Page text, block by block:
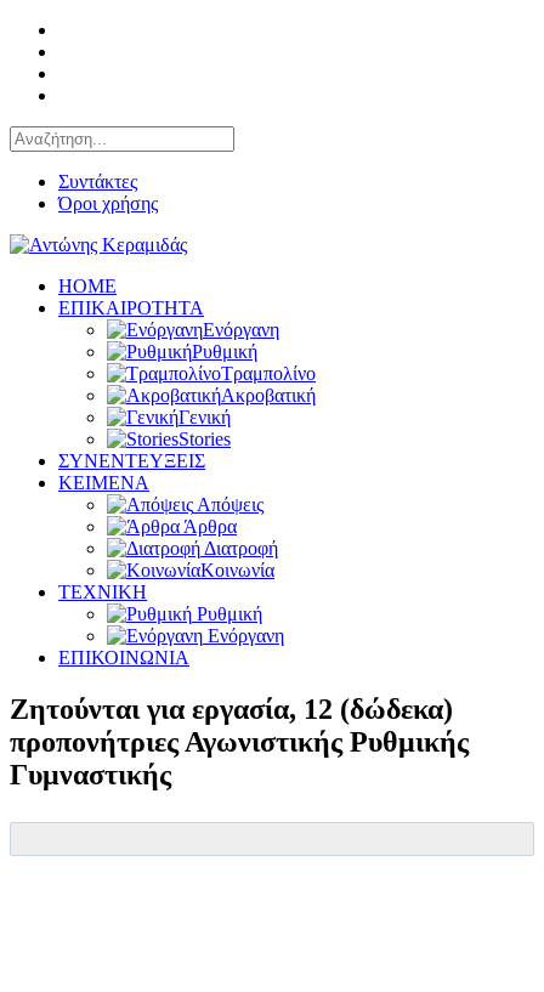
Συντάκτες
Όροι χρήσης
HOME
ΕΠΙΚΑΙΡΟΤΗΤΑ
Ενόργανη
Ρυθμική
Τραμπολίνο
Ακροβατική
Γενική
Stories
ΣΥΝΕΝΤΕΥΞΕΙΣ
KEIMENA
Απόψεις
Άρθρα
Διατροφή
Κοινωνία
ΤΕΧΝΙΚΗ
Ρυθμική
Ενόργανη
ΕΠΙΚΟΙΝΩΝΙΑ
Ζητούνται για εργασία, 12 (δώδεκα)
προπονήτριες Αγωνιστικής Ρυθμικής
Γυμναστικής